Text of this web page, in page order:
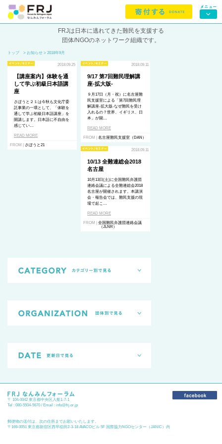
FRJは日本に逃れてきた難民を支援する
団体/NGOのネットワーク組織です。
トップ > お知らせ > 2018年9月
2018.09.25
【講座案内】体験を通
して学ぶ初級日本語講
座
さぽうと２１は今秋も文化庁委
託事業の一環として、「体験を
通して学ぶ初級日本語講座」を
開講します。日本語に不自由を
感じてい…
READ MORE
FROM | さぽうと21
2018.09.11
9/17 第7回難民理解講
座-拡大版-
９月17日（月・祝）に名古屋難
民支援室による「第7回難民理
解講座-拡大版-なぜ難民を受け
入れるの？世界、イギリス、日
本」が開…
READ MORE
FROM | 名古屋難民支援室（DAN）
2018.09.11
10/13 全難連総会2018
名古屋
10月13日(土)に全国難民弁護団
連絡会議による全難連総会2018
名古屋が開催されます。本講演
会・報告会では、難民支援の現
場で起こ…
READ MORE
FROM | 全国難民弁護団連絡会議
（JLNR）
〒 104-0042 東京都中央区入船1-7-1
Tel : 080-5504-5670 / Email : info@frj.or.jp
郵便物の送付は、次の住所までお願いいたします。
〒169-0051 東京都新宿区西早稲田2-3-18 AVACOビル 5F 国際協力NGOセンター（JANIC）内